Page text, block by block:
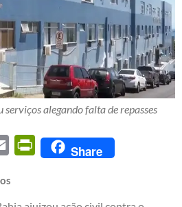
serviços alegando falta de repasses
Email PrintFriendly
Share